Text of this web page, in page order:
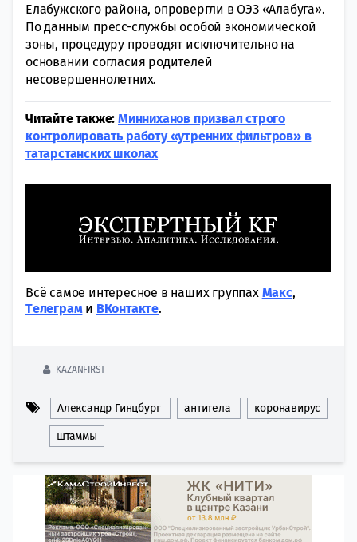
Елабужского района, опровергли в ОЭЗ «Алабуга».
По данным пресс-службы особой экономической
зоны, процедуру проводят исключительно на
основании согласия родителей
несовершеннолетних.
Читайте также:Минниханов призвал строго
контролировать работу «утренних фильтров» в
татарстанских школах
Всё самое интересное в наших группах Макс,
Tелеграми ВКонтакте.
KAZANFIRST
Александр Гинцбург антитела коронавирус
штаммы